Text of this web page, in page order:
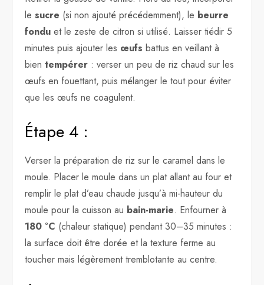
lesucre (si non ajouté précédemment), le beurre
fondu et le zeste de citron si utilisé. Laisser tiédir 5
minutes puis ajouter les œufs battus en veillant à
bientempérer : verser un peu de riz chaud sur les
œufs en fouettant, puis mélanger le tout pour éviter
que les œufs ne coagulent.
Étape 4 :
Verser la préparation de riz sur le caramel dans le
moule. Placer le moule dans un plat allant au four et
remplir le plat d’eau chaude jusqu’à mi-hauteur du
moule pour la cuisson au bain-marie. Enfourner à
180 °C (chaleur statique) pendant 30–35 minutes :
la surface doit être dorée et la texture ferme au
toucher mais légèrement tremblotante au centre.